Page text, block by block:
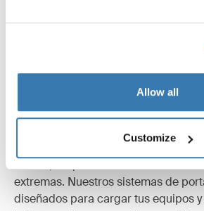
Allow all
Customize
Todas las características
Probados al límite
En el Thule Test Center™ ubicado
extremas. Nuestros sistemas de
diseñados para cargar tus equipos